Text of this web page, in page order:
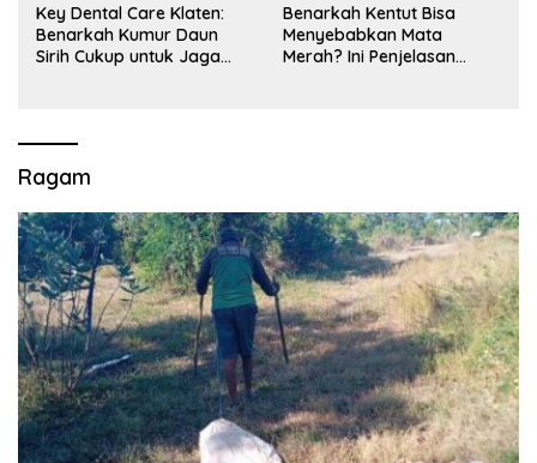
Key Dental Care Klaten:
Benarkah Kumur Daun
Sirih Cukup untuk Jaga
Benarkah Kentut Bisa
Menyebabkan Mata
Merah? Ini Penjelasan
Ragam